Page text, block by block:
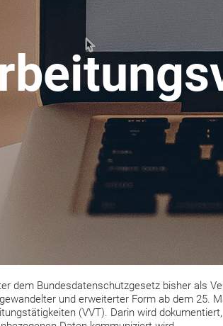
dem Bundesdatenschutzgesetz bisher als
und erweiterter Form ab dem 25.
(VVT). Darin wird